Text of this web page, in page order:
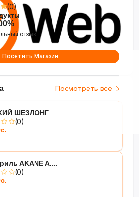
Посмотреть все
ШЕЗЛОНГ
(0)
AKANE A....
(0)
(0)
отзыв
Посетить Магазин